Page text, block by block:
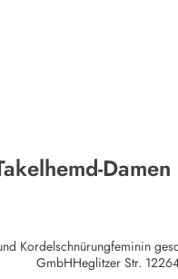
Kordelschnürungfeminin
GmbHHeglitzer Str.